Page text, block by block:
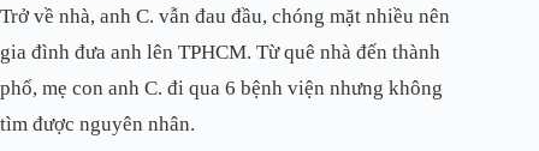
Trở về nhà, anh C. vẫn đau đầu, chóng mặt nhiều nên
gia đình đưa anh lên TPHCM. Từ quê nhà đến thành
phố, mẹ con anh C. đi qua 6 bệnh viện nhưng không
tìm được nguyên nhân.